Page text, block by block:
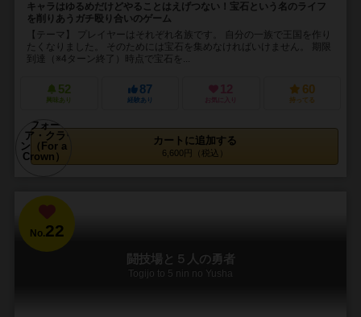
キャラはゆるめだけどやることはえげつない！宝石という名のライフ
を削りあうガチ殴り合いのゲーム
【テーマ】 プレイヤーはそれぞれ名族です。 自分の一族で王国を作り
たくなりました。 そのためには宝石を集めなければいけません。 期限
到達（※4ターン終了）時点で宝石を...
52
興味あり
87
経験あり
12
お気に入り
60
持ってる
カートに追加する
6,600円（税込）
No.22
闘技場と５人の勇者
Togijo to 5 nin no Yusha